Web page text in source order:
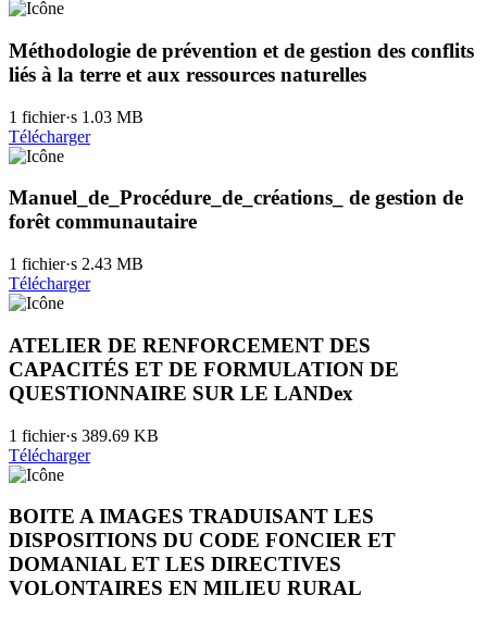
Méthodologie de prévention et de gestion des conflits
liés à la terre et aux ressources naturelles
1 fichier·s 1.03 MB
Télécharger
Manuel_de_Procédure_de_créations_ de gestion de
forêt communautaire
1 fichier·s 2.43 MB
Télécharger
ATELIER DE RENFORCEMENT DES
CAPACITÉS ET DE FORMULATION DE
QUESTIONNAIRE SUR LE LANDex
1 fichier·s 389.69 KB
Télécharger
BOITE A IMAGES TRADUISANT LES
DISPOSITIONS DU CODE FONCIER ET
DOMANIAL ET LES DIRECTIVES
VOLONTAIRES EN MILIEU RURAL